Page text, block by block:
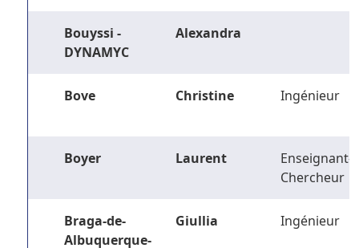
Bouyssi -
DYNAMYC
Alexandra
Bove Christine Ingénieur
Boyer Laurent
Enseignant-
Chercheur
Braga-de-
Albuquerque-
Giullia Ingénieur